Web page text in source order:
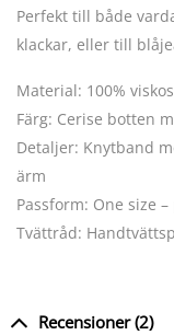
Perfekt till både
klackar, eller till
Material: 100%
Färg: Cerise botten
Detaljer: Knytband
ärm
Passform: One size –
Tvättråd:
Recensioner (2)